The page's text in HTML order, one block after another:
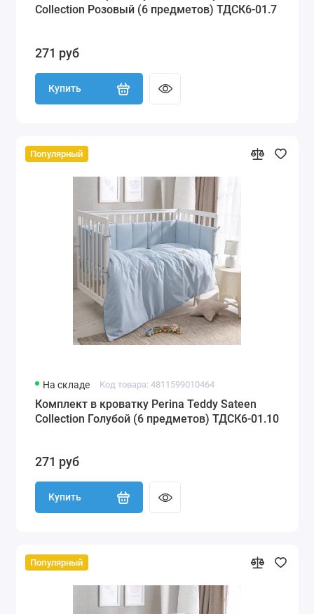
Collection Розовый (6 предметов) ТДСК6-01.7
271 руб
Купить
Популярный
На складе Код товара: 4811599010464
Комплект в кроватку Perina Teddy Sateen
Collection Голубой (6 предметов) ТДСК6-01.10
271 руб
Купить
Популярный